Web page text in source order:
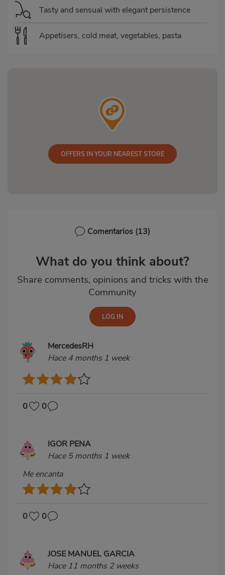
Tasty and sensual with elegant persistence
Appetisers, cold meat, vegetables, pasta
OFFERS IN YOUR NEAREST STORE
Comentarios (13)
What do you think about?
Share comments, opinions and tricks with the
Community
MercedesRH
Hace 4 months 1 week
0 0
IGOR PENA
Hace 5 months 1 week
Me encanta
0 0
JOSE MANUEL GARCIA
Hace 11 months 2 weeks